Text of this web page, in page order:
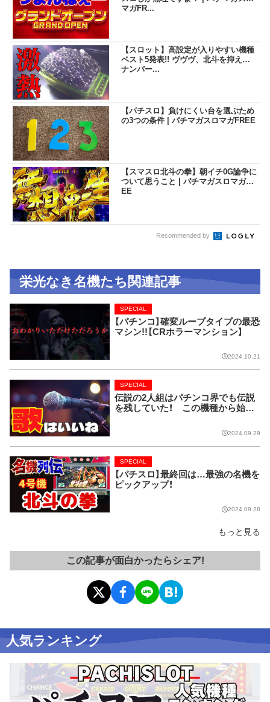
マガFR...
【スロット】高設定が入りやすい機種
ベスト5発表!! ヴヴヴ、北斗を抑えて
ナンバー...
【パチスロ】負けにくい台を選ぶため
の3つの条件 | パチマガスロマガFREE
【スマスロ北斗の拳】朝イチ0G論争に
ついて思うこと | パチマガスロマガFR
EE
Recommended by
栄光なき名機たち関連記事
【パチンコ】確変ループタイプの最恐
マシン!!【CRホラーマンション】
SPECIAL
2024.10.21
伝説の2人組はパチンコ界でも伝説
を残していた！ この機種から始ま
SPECIAL
2024.09.29
【パチスロ】最終回は…最強の名機を
ピックアップ！
SPECIAL
2024.09.28
もっと見る
この記事が面白かったらシェア!
人気ランキング